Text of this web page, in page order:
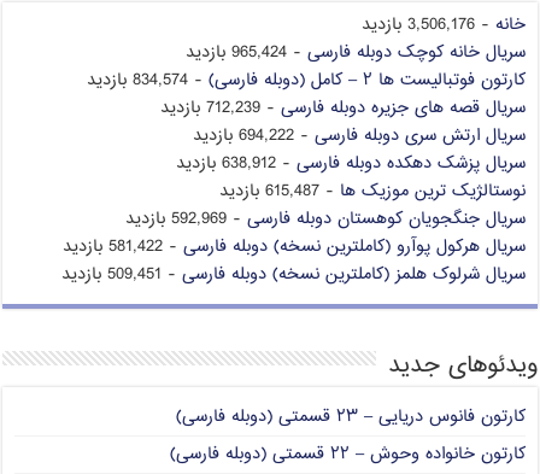
خانه - 3,506,176 بازدید
سریال خانه کوچک دوبله فارسی - 965,424 بازدید
کارتون فوتبالیست ها ۲ – کامل (دوبله فارسی)
- 834,574 بازدید
سریال قصه های جزیره دوبله فارسی - 712,239 بازدید
سریال ارتش سری دوبله فارسی - 694,222 بازدید
سریال پزشک دهکده دوبله فارسی - 638,912 بازدید
نوستالژیک ترین موزیک ها - 615,487 بازدید
سریال جنگجویان کوهستان دوبله فارسی - 592,969 بازدید
سریال هرکول پوآرو (کاملترین نسخه) دوبله فارسی - 581,422 بازدید
سریال شرلوک هلمز (کاملترین نسخه) دوبله فارسی - 509,451 بازدید
ویدئوهای جدید
کارتون فانوس دریایی – ۲۳ قسمتی (دوبله فارسی)
کارتون خانواده وحوش – ۲۲ قسمتی (دوبله فارسی)